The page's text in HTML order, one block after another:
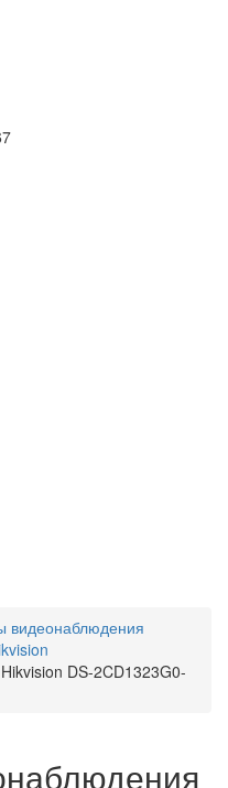
видеонаблюдения
DS-2CD1323G0-